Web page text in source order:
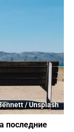
/ Unsplash
последние